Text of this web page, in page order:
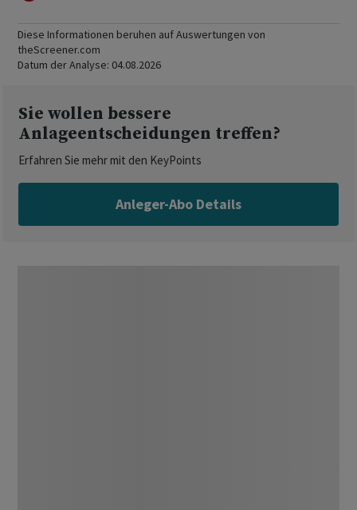
Diese Informationen beruhen auf Auswertungen von
theScreener.com
Datum der Analyse: 04.08.2026
Sie wollen bessere
Anlageentscheidungen treffen?
Erfahren Sie mehr mit den KeyPoints
Anleger-Abo Details